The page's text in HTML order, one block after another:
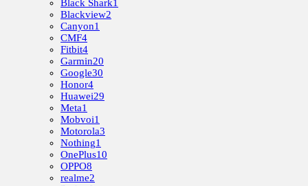
Black Shark1
Blackview2
Canyon1
CMF4
Fitbit4
Garmin20
Google30
Honor4
Huawei29
Meta1
Mobvoi1
Motorola3
Nothing1
OnePlus10
OPPO8
realme2